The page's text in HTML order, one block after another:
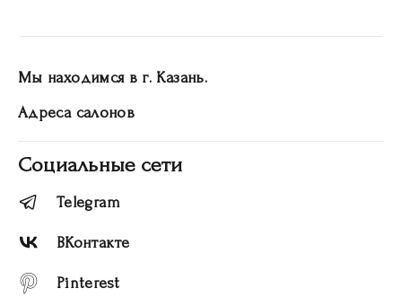
Мы находимся в г. Казань.
Адреса салонов
Социальные сети
Telegram
ВКонтакте
Pinterest